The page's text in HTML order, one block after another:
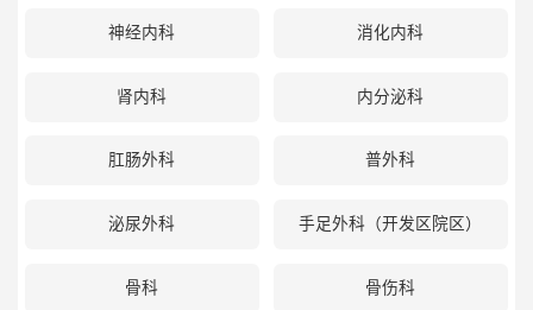
神经内科 消化内科
肾内科 内分泌科
肛肠外科 普外科
泌尿外科 手足外科（开发区院区）
骨科 骨伤科